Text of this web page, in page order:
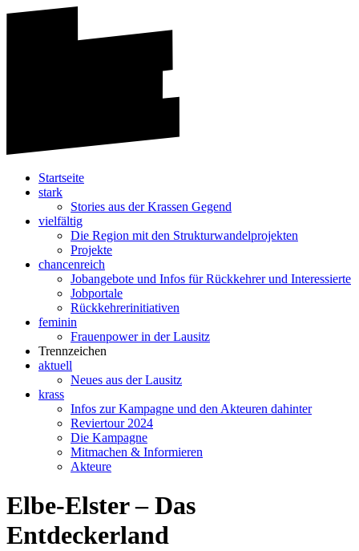
Startseite
stark
Stories aus der Krassen Gegend
vielfältig
Die Region mit den Strukturwandelprojekten
Projekte
chancenreich
Jobangebote und Infos für Rückkehrer und Interessierte
Jobportale
Rückkehrerinitiativen
feminin
Frauenpower in der Lausitz
Trennzeichen
aktuell
Neues aus der Lausitz
krass
Infos zur Kampagne und den Akteuren dahinter
Reviertour 2024
Die Kampagne
Mitmachen & Informieren
Akteure
Elbe-Elster – Das
Entdeckerland